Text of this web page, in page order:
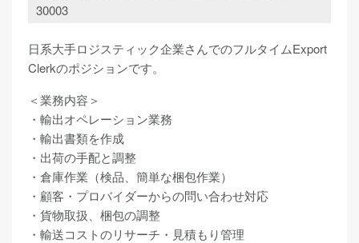
30003
日系大手ロジスティック企業さんでのフルタイムExport
Clerkのポジションです。
＜業務内容＞
・輸出オペレーション業務
・輸出書類を作成
・出荷の手配と調整
・倉庫作業（検品、簡単な梱包作業）
・顧客・プロバイダーからの問い合わせ対応
・貨物取扱、梱包の調整
・輸送コストのリサーチ・見積もり管理